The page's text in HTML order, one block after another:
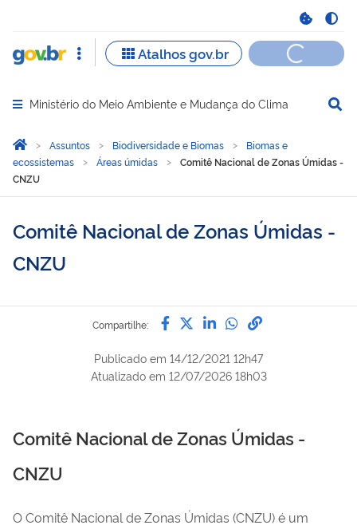
Abrir menu principal de navegação
Ministério do Meio Ambiente e Mudança do Clima
Você está aqui:
Página Inicial
Assuntos Biodiversidade e Biomas
Biomas e
ecossistemas
Áreas úmidas
Comitê Nacional de Zonas Úmidas -
CNZU
Comitê Nacional de Zonas Úmidas -
CNZU
Compartilhe: Compartilhe por Facebook
Compartilhe por Twitter
Compartilhe por
Compartilhe
link para
Publicado em 14/12/2021 12h47
Atualizado em 12/07/2026 18h03
Comitê Nacional de Zonas Úmidas -
CNZU
O Comitê Nacional de Zonas Úmidas (CNZU) é um